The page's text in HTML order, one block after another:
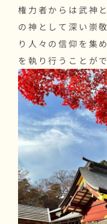
権力者からは武神
の神として深い崇
り人々の信仰を集
を執り行うことが